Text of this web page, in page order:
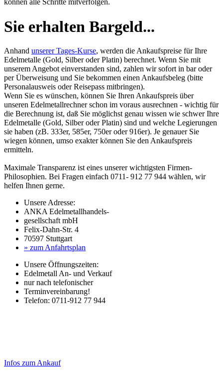
können alle Schritte mitverfolgen.
Sie erhalten Bargeld...
Anhand unserer Tages-Kurse, werden die Ankaufspreise für Ihre
Edelmetalle (Gold, Silber oder Platin) berechnet. Wenn Sie mit
unserem Angebot einverstanden sind, zahlen wir sofort in bar oder
per Überweisung und Sie bekommen einen Ankaufsbeleg (bitte
Personalausweis oder Reisepass mitbringen).
Wenn Sie es wünschen, können Sie Ihren Ankaufspreis über
unseren Edelmetallrechnerschon im voraus ausrechnen - wichtig für
die Berechnung ist, daß Sie möglichst genau wissen wie schwer Ihre
Edelmetalle (Gold, Silber oder Platin) sind und welche Legierungen
sie haben (zB. 333er, 585er, 750er oder 916er). Je genauer Sie
wiegen können, umso exakter können Sie den Ankaufspreis
ermitteln.
Maximale Transparenz ist eines unserer wichtigsten Firmen-
Philosophien. Bei Fragen einfach 0711- 912 77 944 wählen, wir
helfen Ihnen gerne.
Unsere Adresse:
ANKA Edelmetallhandels-
gesellschaft mbH
Felix-Dahn-Str. 4
70597 Stuttgart
» zum Anfahrtsplan
Unsere Öffnungszeiten:
Edelmetall An- und Verkauf
nur nach telefonischer
Terminvereinbarung!
Telefon: 0711-912 77 944
Sidebar
Infos zum Ankauf